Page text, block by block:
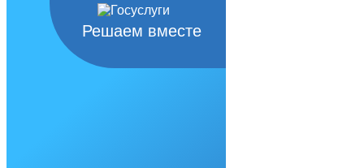
Решаем вместе